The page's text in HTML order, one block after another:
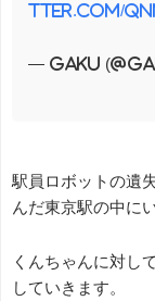
tter.com/
— gaku
駅員ロボットの遺
んだ東京駅の中に
くんちゃんに対し
していきます。